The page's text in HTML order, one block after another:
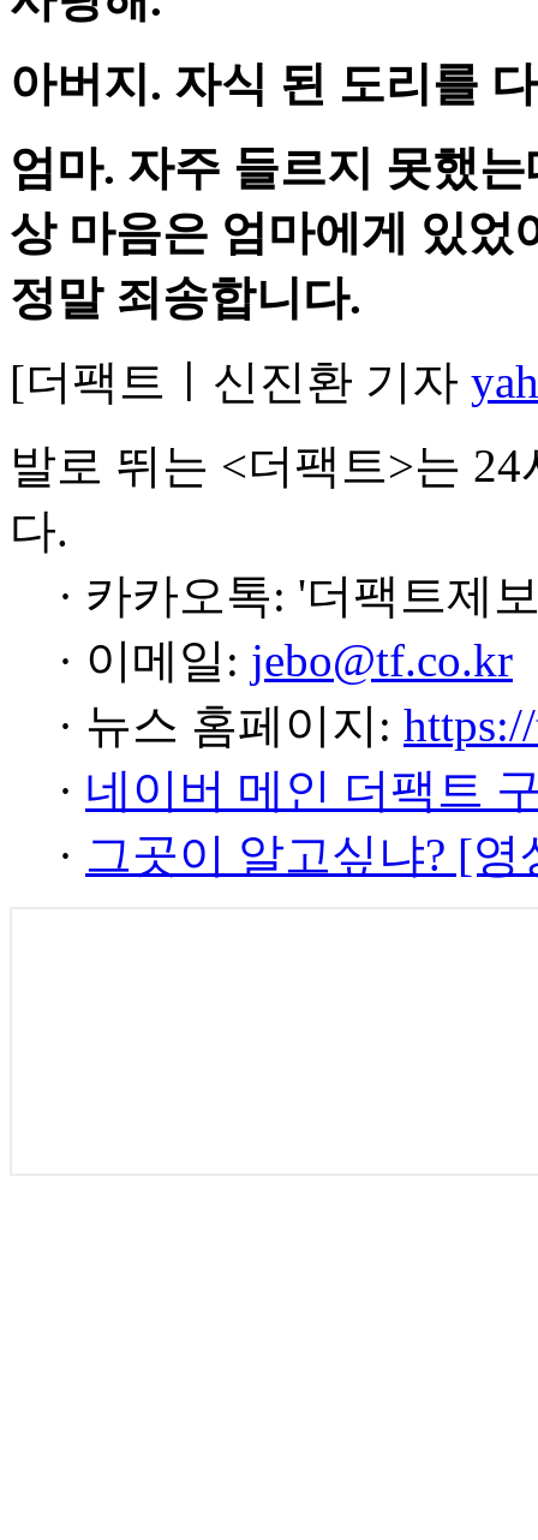
아버지. 자식 된 도리를
엄마. 자주 들르지 못했
상 마음은 엄마에게 있었
정말 죄송합니다.
[더팩트ㅣ신진환 기자
발로 뛰는 <더팩트>는
다.
· 카카오톡: '더팩트제
· 이메일: jebo@tf.co.kr
· 뉴스 홈페이지:
· 네이버 메인 더팩트
· 그곳이 알고싶냐? [